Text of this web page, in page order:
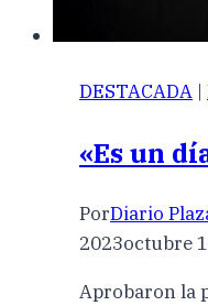
DESTACADA |
«Es un
PorDiario
2023octubre
Aprobaron la